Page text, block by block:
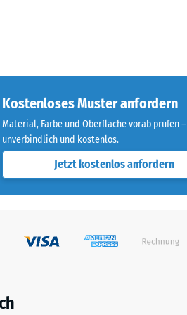
Kostenloses Muster anfordern
Material, Farbe und Oberfläche vorab prüfen –
unverbindlich und kostenlos.
Jetzt kostenlos anfordern